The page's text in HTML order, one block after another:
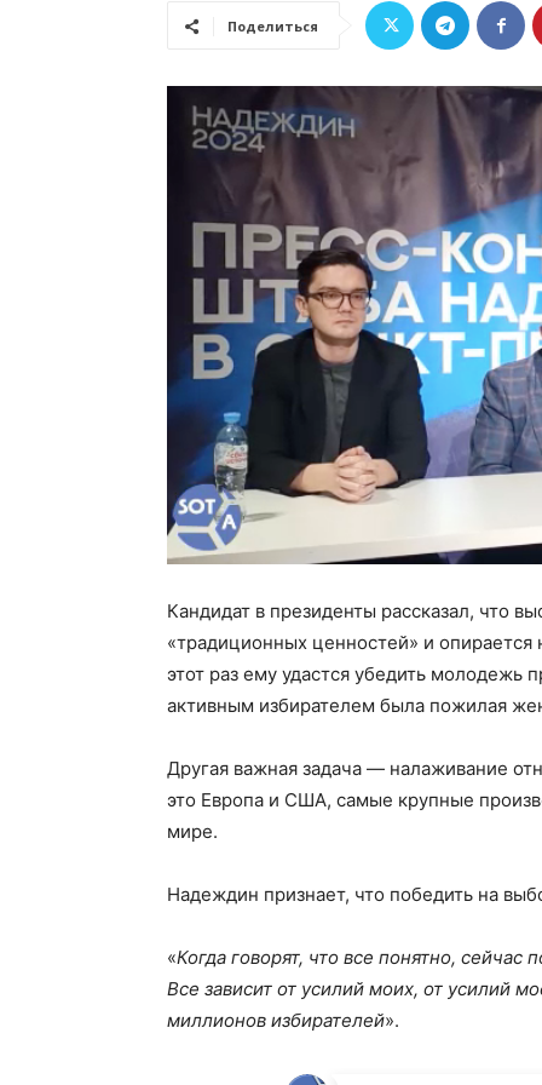
Поделиться
Кандидат в президенты рассказал, что
«традиционных ценностей» и
этот раз ему удастся убедить
активным избирателем была пожилая
Другая важная задача — налаживание
это Европа и США, самые крупные
мире.
Надеждин признает, что победить на
«Когда говорят, что все понятно,
Все зависит от усилий моих, от усилий
миллионов избирателей».